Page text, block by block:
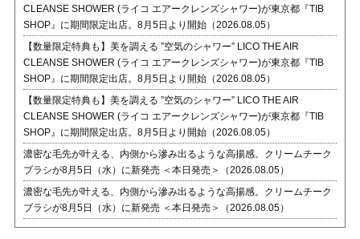
CLEANSE SHOWER (ライコ エアークレンズシャワー)が東京都『TIB
SHOP』に期間限定出店。8月5日より開始（2026.08.05）
【数量限定特典も】美を調える ”空気のシャワー” LICO THE AIR
CLEANSE SHOWER (ライコ エアークレンズシャワー)が東京都『TIB
SHOP』に期間限定出店。8月5日より開始（2026.08.05）
【数量限定特典も】美を調える ”空気のシャワー” LICO THE AIR
CLEANSE SHOWER (ライコ エアークレンズシャワー)が東京都『TIB
SHOP』に期間限定出店。8月5日より開始（2026.08.05）
濃密な毛先が叶える、内側から滲み出るような高揚感。クリームチーク
ブラシが8月5日（水）に新発売 ＜本日発売＞（2026.08.05）
濃密な毛先が叶える、内側から滲み出るような高揚感。クリームチーク
ブラシが8月5日（水）に新発売 ＜本日発売＞（2026.08.05）